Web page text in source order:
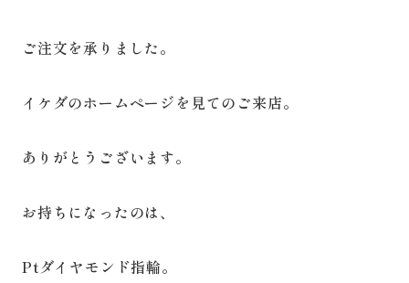
ご注文を承りました。
イケダのホームページを見てのご来店。
ありがとうございます。
お持ちになったのは、
Ptダイヤモンド指輪。